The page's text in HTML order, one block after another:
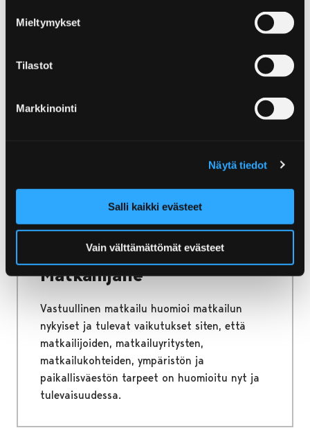
Mieltymykset
Tilastot
Markkinointi
Näytä tiedot
Salli kaikki evästeet
Vain välttämättömät evästeet
Porin monet luontolavat ja -tornit tarjoavat
monipuolisiin maisemiin ja lintuharrastajien
Kestävä ja vastuullinen matkailu Porissa
Matkailijalle
Matkailijalle
Vastuullinen matkailu huomioi matkailun
nykyiset ja tulevat vaikutukset siten, että
matkailijoiden, matkailuyritysten,
matkailukohteiden, ympäristön ja
paikallisväestön tarpeet on huomioitu nyt ja
tulevaisuudessa.